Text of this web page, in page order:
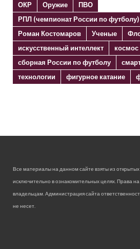
ОКР
Оружие
ПВО
РПЛ (чемпионат России по футболу)
Роман Костомаров
Ученые
искусственный интеллект
космос
сборная России по футболу
технологии
фигурное катание
Все материалы на данном сайте взяты из
исключительно в ознакомительных целях. Права
владельцам. Администрация сайта
не несет.